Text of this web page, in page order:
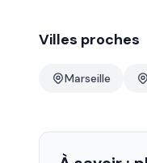
Villes proches
Marseille